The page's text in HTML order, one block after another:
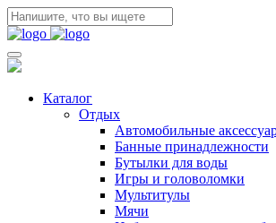
Каталог
Отдых
Автомобильные
Банные принадлежности
Бутылки для воды
Игры и головоломки
Мультитулы
Мячи